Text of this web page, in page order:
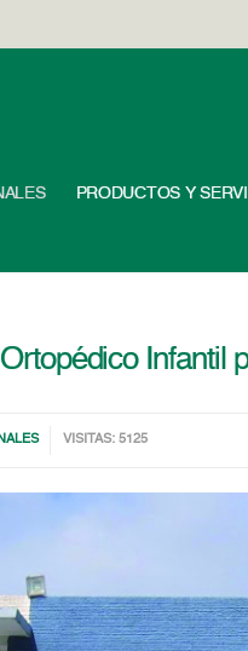
PRODUCTOS Y
VISITAS: 5125